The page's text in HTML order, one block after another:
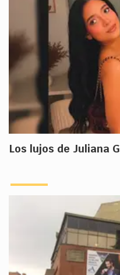
Los lujos de Juliana